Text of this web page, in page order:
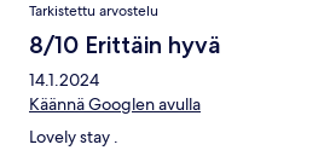
Tarkistettu arvostelu
8/10 Erittäin hyvä
14.1.2024
Käännä Googlen avulla
Lovely stay .